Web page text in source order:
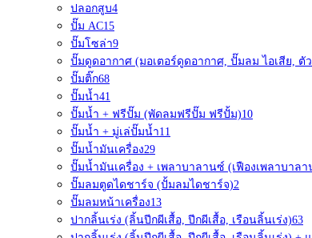
ปลอกสูบ4
ปั๊ม AC15
ปั๊มโซล่า9
ปั๊มดูดอากาศ (มอเตอร์ดูดอากาศ, ปั๊มลม ไอเสีย, ตัว
ปั๊มติ๊ก68
ปั๊มน้ำ41
ปั๊มน้ำ + ฟรีปั๊ม (พัดลมฟรีปั๊ม ฟรีปั้ม)10
ปั๊มน้ำ + มู่เล่ปั๊มน้ำ11
ปั๊มน้ำมันเครื่อง29
ปั๊มน้ำมันเครื่อง + เพลาบาลานซ์ (เฟืองเพลาบาล
ปั๊มลมตูดไดชาร์จ (ปั้มลมไดชาร์จ)2
ปั๊มลมหน้าเครื่อง13
ปากลิ้นเร่ง (ลิ้นปีกผีเสื้อ, ปีกผีเสื้อ, เรือนลิ้นเร่ง)63